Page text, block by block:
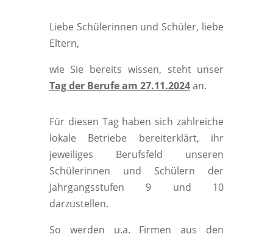
Liebe Schülerinnen und Schüler, liebe
Eltern,
wie Sie bereits wissen, steht unser
Tag der Berufe am 27.11.2024an.
Für diesen Tag haben sich zahlreiche
lokale Betriebe bereiterklärt, ihr
jeweiliges Berufsfeld unseren
Schülerinnen und Schülern der
Jahrgangsstufen 9 und 10
darzustellen.
So werden u.a. Firmen aus den